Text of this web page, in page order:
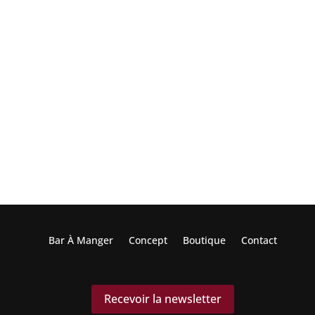
Bar À Manger Concept Boutique Contact
Recevoir la newsletter